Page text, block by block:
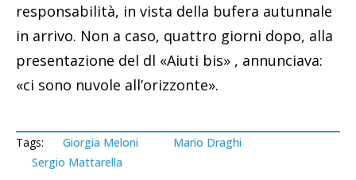
responsabilità, in vista della bufera autunnale
in arrivo. Non a caso, quattro giorni dopo, alla
presentazione del dl «Aiuti bis» , annunciava:
«ci sono nuvole all’orizzonte».
Tags: Giorgia Meloni
Mario Draghi
Sergio Mattarella